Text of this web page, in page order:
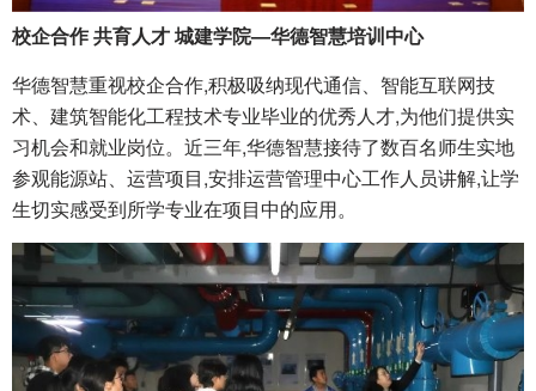
校企合作 共育人才 城建学院—华德智慧培训中心
华德智慧重视校企合作,积极吸纳现代通信、智能互联网技
术、建筑智能化工程技术专业毕业的优秀人才,为他们提供实
习机会和就业岗位。近三年,华德智慧接待了数百名师生实地
参观能源站、运营项目,安排运营管理中心工作人员讲解,让学
生切实感受到所学专业在项目中的应用。